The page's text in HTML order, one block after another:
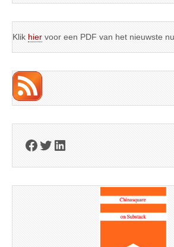
Klik hier voor een PDF van het nieuwste
Facebook
Twitter
LinkedIn